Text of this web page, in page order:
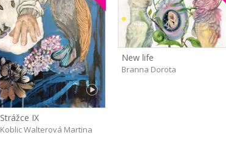
Strážce IX
Koblic Walterová Martina
New life
Branna Dorota